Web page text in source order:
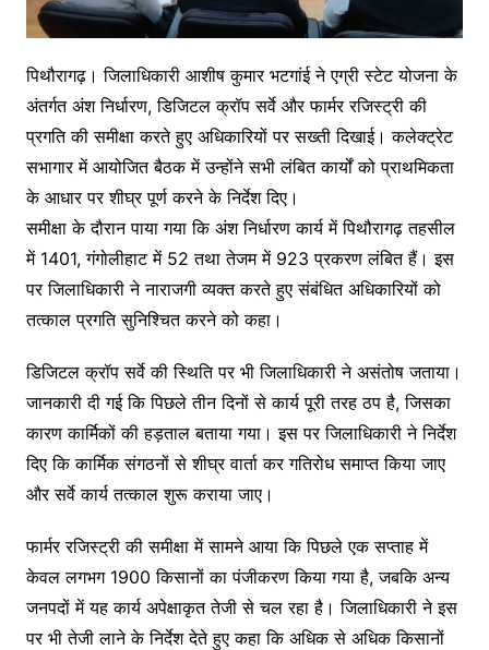
पिथौरागढ़। जिलाधिकारी आशीष कुमार भटगांई ने एग्री स्टेट योजना के
अंतर्गत अंश निर्धारण, डिजिटल क्रॉप सर्वे और फार्मर रजिस्ट्री की
प्रगति की समीक्षा करते हुए अधिकारियों पर सख्ती दिखाई। कलेक्ट्रेट
सभागार में आयोजित बैठक में उन्होंने सभी लंबित कार्यों को प्राथमिकता
के आधार पर शीघ्र पूर्ण करने के निर्देश दिए।
समीक्षा के दौरान पाया गया कि अंश निर्धारण कार्य में पिथौरागढ़ तहसील
में 1401, गंगोलीहाट में 52 तथा तेजम में 923 प्रकरण लंबित हैं। इस
पर जिलाधिकारी ने नाराजगी व्यक्त करते हुए संबंधित अधिकारियों को
तत्काल प्रगति सुनिश्चित करने को कहा।
डिजिटल क्रॉप सर्वे की स्थिति पर भी जिलाधिकारी ने असंतोष जताया।
जानकारी दी गई कि पिछले तीन दिनों से कार्य पूरी तरह ठप है, जिसका
कारण कार्मिकों की हड़ताल बताया गया। इस पर जिलाधिकारी ने निर्देश
दिए कि कार्मिक संगठनों से शीघ्र वार्ता कर गतिरोध समाप्त किया जाए
और सर्वे कार्य तत्काल शुरू कराया जाए।
फार्मर रजिस्ट्री की समीक्षा में सामने आया कि पिछले एक सप्ताह में
केवल लगभग 1900 किसानों का पंजीकरण किया गया है, जबकि अन्य
जनपदों में यह कार्य अपेक्षाकृत तेजी से चल रहा है। जिलाधिकारी ने इस
पर भी तेजी लाने के निर्देश देते हुए कहा कि अधिक से अधिक किसानों